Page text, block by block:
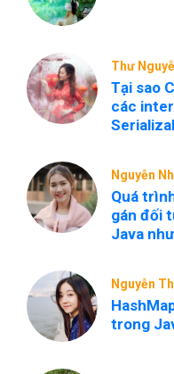
Thư
Tại sao
các
Nguyễn
Quá
gán đối
Java
Nguyễn
trong